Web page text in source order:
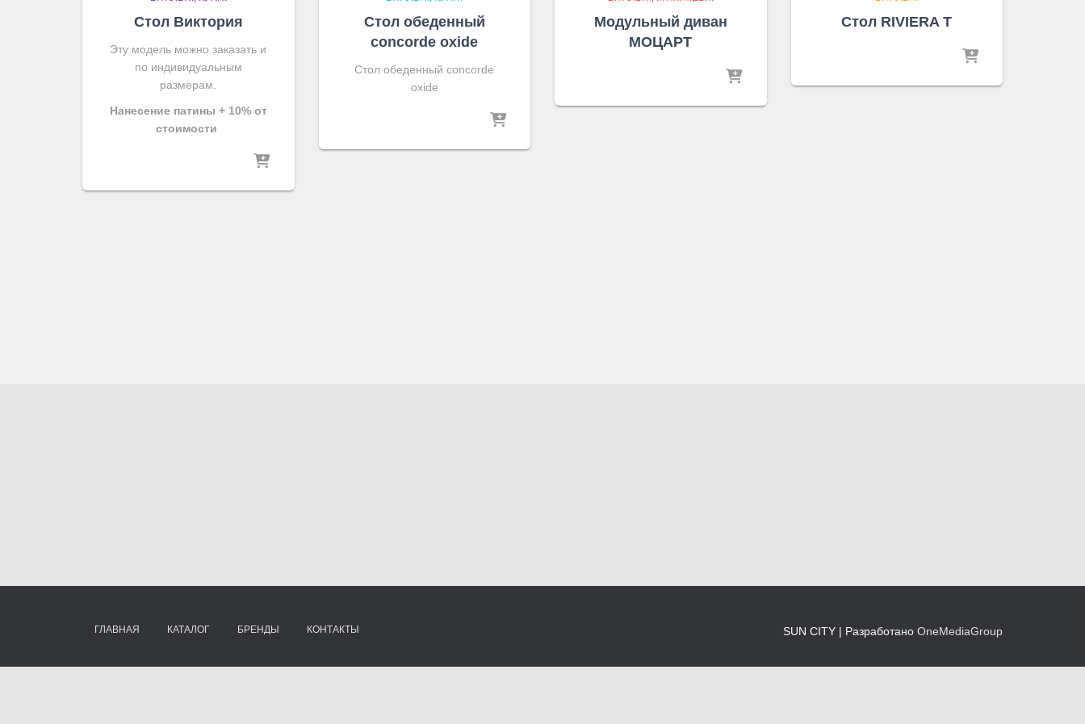
Стол Виктория
Эту модель можно заказать и
по индивидуальным
размерам.
Нанесение патины + 10% от
стоимости
Стол обеденный
concorde oxide
Стол обеденный concorde
oxide
Модульный диван
МОЦАРТ
Стол RIVIERA T
ГЛАВНАЯ КАТАЛОГ БРЕНДЫ КОНТАКТЫ SUN CITY | Разработано OneMediaGroup